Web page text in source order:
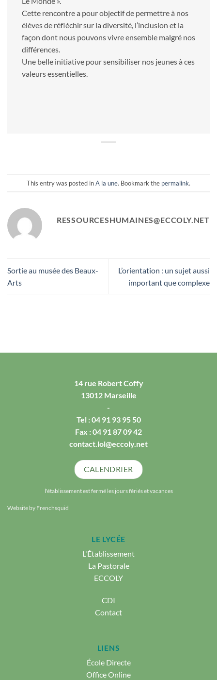
Cette rencontre a pour objectif de permettre à nos
élèves de réfléchir sur la diversité, l’inclusion et la
façon dont nous pouvons vivre ensemble malgré nos
différences.
Une belle initiative pour sensibiliser nos jeunes à ces
valeurs essentielles.
This entry was posted inA la une. Bookmark the permalink.
RESSOURCESHUMAINES@ECCOLY.NET
Sortie au musée des Beaux-
Arts
L’orientation : un sujet aussi
important que complexe
14 rue Robert Coffy
13012 Marseille
-
Tel :04 91 93 95 50
Fax : 04 91 87 09 42
contact.lol@eccoly.net
CALENDRIER
l'établissement est fermé les jours fériés et vacances
Website by Frenchsquid
LE LYCÉE
L'Établissement
La Pastorale
ECCOLY
CDI
Contact
LIENS
École Directe
Office Online